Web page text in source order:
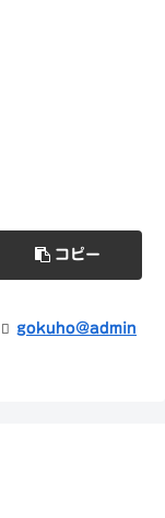
コピー
gokuho@admin